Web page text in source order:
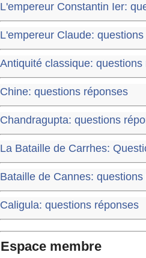
L'empereur Constantin Ier:
L'empereur Claude:
Antiquité classique: questions
Chine: questions réponses
Chandragupta: questions
La Bataille de Carrhes:
Bataille de Cannes:
Caligula: questions réponses
Espace membre